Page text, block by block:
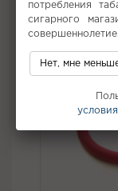
потребления
сигарного
совершеннолетие.
Нет, мне